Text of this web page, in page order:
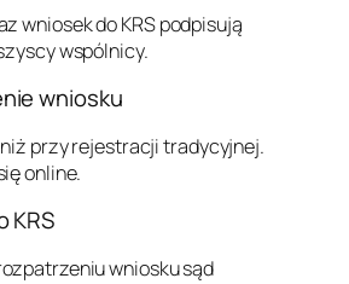
wniosek do KRS podpisują
wspólnicy.
wniosku
przy rejestracji tradycyjnej.
online.
KRS
wniosku sąd